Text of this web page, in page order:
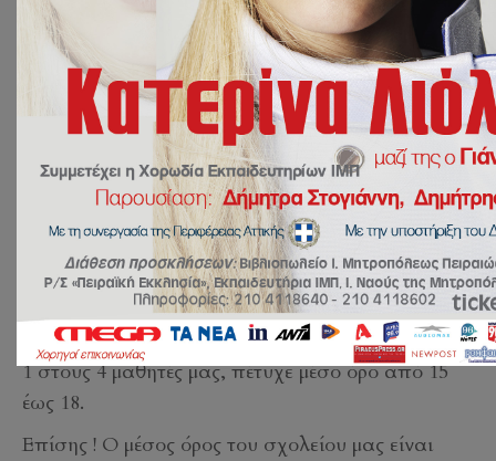
30 Ιουνίου 2026 Χωρίς Κατηγορία by sbalaska
Για ακόμη μία χρονιά, οι τελειόφοιτοι του
Λυκείου των Εκπαιδευτηρίων μας σημείωσαν
υψηλές βαθμολογικές αποδόσεις, δικαιώνοντας
τους κόπους, την επιμονή και τη συστηματική
προσπάθεια ετών.
Πιο συγκεκριμένα…
1 στους 3 μαθητές μας, πέτυχε μέσο όρο από 17
έως 20.
1 στους 4 μαθητές μας, πέτυχε μέσο όρο από 15
έως 18.
Επίσης ! Ο μέσος όρος του σχολείου μας είναι